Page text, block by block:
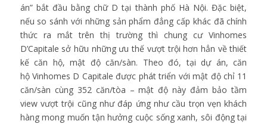
án” bắt đầu bằng chữ D tại thành phố Hà Nội. Đặc biệt,
nếu so sánh với những sản phẩm đẳng cấp khác đã chính
thức ra mắt trên thị trường thì chung cư Vinhomes
D’Capitale sở hữu những ưu thế vượt trội hơn hẳn về thiết
kế căn hộ, mật độ căn/sàn. Theo đó, tại dự án, căn
hộ Vinhomes D Capitale được phát triển với mật độ chỉ 11
căn/sàn cùng 352 căn/tòa – mật độ này đảm bảo tầm
view vượt trội cũng như đáp ứng như cầu trọn vẹn khách
hàng mong muốn tận hưởng cuộc sống xanh, sôi động tại